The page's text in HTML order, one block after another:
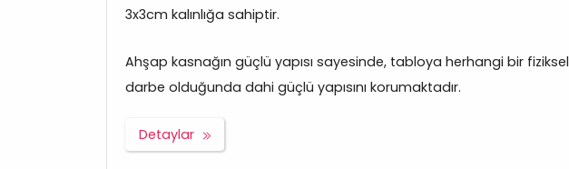
3x3cm kalınlığa sahiptir.
Ahşap kasnağın güçlü yapısı sayesinde, tabloya herhangi bir fiziksel
darbe olduğunda dahi güçlü yapısını korumaktadır.
Detaylar